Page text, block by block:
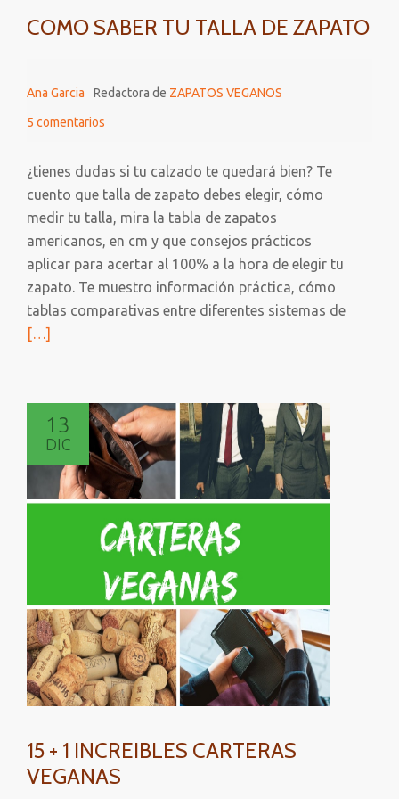
COMO SABER TU TALLA DE ZAPATO
Ana Garcia Redactora de ZAPATOS VEGANOS
5 comentarios
¿tienes dudas si tu calzado te quedará bien? Te
cuento que talla de zapato debes elegir, cómo
medir tu talla, mira la tabla de zapatos
americanos, en cm y que consejos prácticos
aplicar para acertar al 100% a la hora de elegir tu
zapato. Te muestro información práctica, cómo
tablas comparativas entre diferentes sistemas deLeer
[…]
13
DIC
15 + 1 INCREIBLES CARTERAS
VEGANAS